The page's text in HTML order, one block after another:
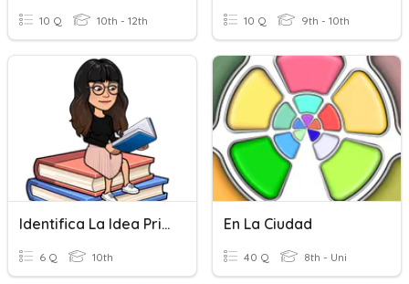
10 Q 10th - 12th 10 Q 9th - 10th
Identifica La Idea Principal
6 Q 10th
En La Ciudad
40 Q 8th - Uni